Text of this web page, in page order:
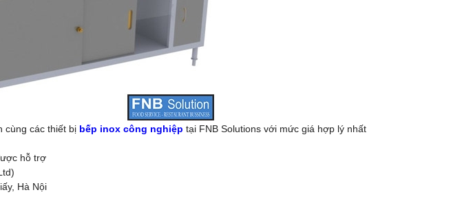
cùng các thiết bị bếp inox công nghiệp tại FNB Solutions với mức giá hợp lý nhất
hỗ trợ
Hà Nội